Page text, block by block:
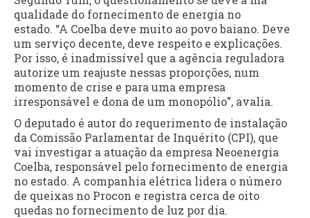
qualidade do fornecimento de energia no
estado. “A Coelba deve muito ao povo baiano. Deve
um serviço decente, deve respeito e explicações.
Por isso, é inadmissível que a agência reguladora
autorize um reajuste nessas proporções, num
momento de crise e para uma empresa
irresponsável e dona de um monopólio”, avalia.
O deputado é autor do requerimento de instalação
da Comissão Parlamentar de Inquérito (CPI), que
vai investigar a atuação da empresa Neoenergia
Coelba, responsável pelo fornecimento de energia
no estado. A companhia elétrica lidera o número
de queixas no Procon e registra cerca de oito
quedas no fornecimento de luz por dia.